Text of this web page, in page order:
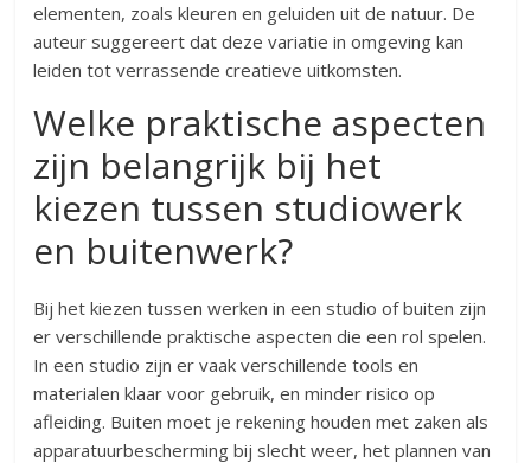
elementen, zoals kleuren en geluiden uit de natuur. De
auteur suggereert dat deze variatie in omgeving kan
leiden tot verrassende creatieve uitkomsten.
Welke praktische aspecten
zijn belangrijk bij het
kiezen tussen studiowerk
en buitenwerk?
Bij het kiezen tussen werken in een studio of buiten zijn
er verschillende praktische aspecten die een rol spelen.
In een studio zijn er vaak verschillende tools en
materialen klaar voor gebruik, en minder risico op
afleiding. Buiten moet je rekening houden met zaken als
apparatuurbescherming bij slecht weer, het plannen van